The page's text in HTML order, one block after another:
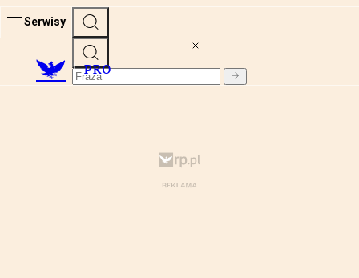
Serwisy
PRO